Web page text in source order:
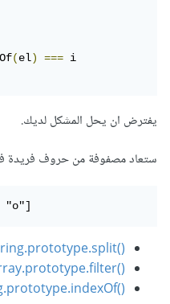
(el) ===
يفترض ان يحل المشكل لديك.
ستعاد مصفوفة من حروف فريدة